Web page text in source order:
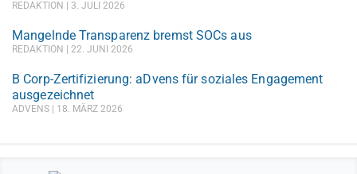
REDAKTION 3. JULI 2026
Mangelnde Transparenz bremst SOCs aus
REDAKTION 22. JUNI 2026
B Corp-Zertifizierung: aDvens für soziales Engagement
ausgezeichnet
ADVENS 18. MÄRZ 2026